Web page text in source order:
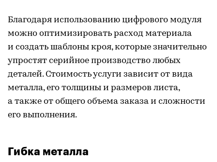
Благодаря использованию цифрового модуля
можно оптимизировать расход материала
и создать шаблоны кроя, которые значительно
упростят серийное производство любых
деталей. Стоимость услуги зависит от вида
металла, его толщины и размеров листа,
а также от общего объема заказа и сложности
его выполнения.
Гибка металла